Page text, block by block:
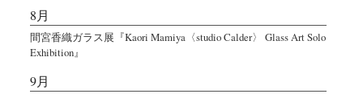
8月
間宮香織ガラス展『Kaori Mamiya〈studio Calder〉 Glass Art Solo
Exhibition』
9月